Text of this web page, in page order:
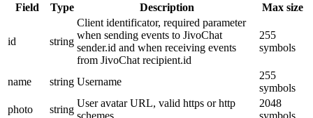
Field Type Description Max size
id string
Client identificator, required parameter
when sending events to JivoChat
sender.id and when receiving events
from JivoChat recipient.id
255
symbols
name string Username
255
symbols
photo
string
User avatar URL, valid https or http
schemes
2048
symbols